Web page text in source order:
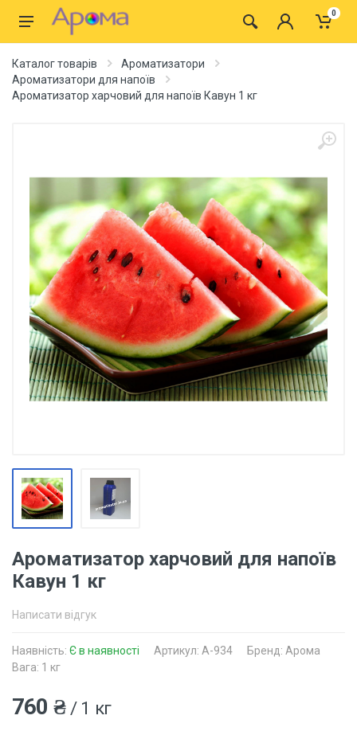
0
Каталог товарів
Ароматизатори
Ароматизатори для напоїв
Ароматизатор харчовий для напоїв Кавун 1 кг
Ароматизатор харчовий для напоїв
Кавун 1 кг
Написати відгук
Наявність: Є в наявності Артикул: A-934
Бренд: Арома
Вага: 1 кг
760 ₴ / 1 кг